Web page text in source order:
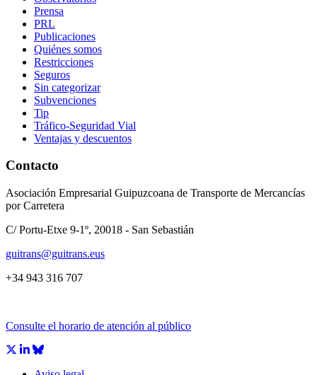
Prensa
PRL
Publicaciones
Quiénes somos
Restricciones
Seguros
Sin categorizar
Subvenciones
Tip
Tráfico-Seguridad Vial
Ventajas y descuentos
Contacto
Asociación Empresarial Guipuzcoana de Transporte de Mercancías
por Carretera
C/ Portu-Etxe 9-1º, 20018 - San Sebastián
guitrans@guitrans.eus
+34 943 316 707
Consulte el horario de atención al público